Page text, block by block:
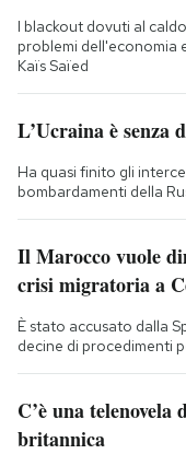
I blackout dovuti al
problemi dell'economia
Kaïs Saïed
L’Ucraina è senza
Ha quasi finito gli
bombardamenti della
Il Marocco vuole
crisi migratoria a
È stato accusato dalla
decine di procedimenti
C’è una
britannica